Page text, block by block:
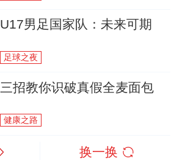
U17男足国家队：未来可期
足球之夜
三招教你识破真假全麦面包
健康之路
换一换